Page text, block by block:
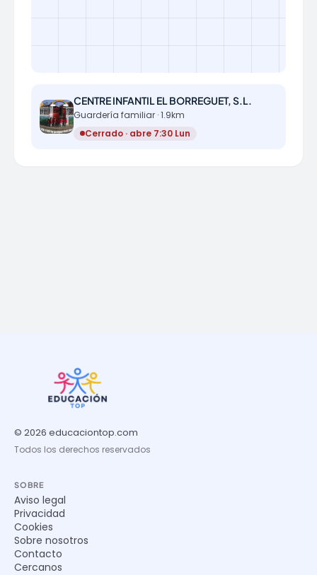
CENTRE INFANTIL EL BORREGUET, S.L.
Guardería familiar · 1.9km
Cerrado · abre 7:30 Lun
© 2026 educaciontop.com
Todos los derechos reservados
SOBRE
Aviso legal
Privacidad
Cookies
Sobre nosotros
Contacto
Cercanos